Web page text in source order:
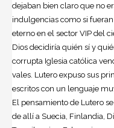
dejaban bien claro que no
indulgencias como si
eterno en el sector VIP del
Dios decidiría quién sí y
corrupta Iglesia católica
vales. Lutero expuso sus
escritos con un lenguaje
El pensamiento de Lutero
de allí a Suecia, Finlandia,